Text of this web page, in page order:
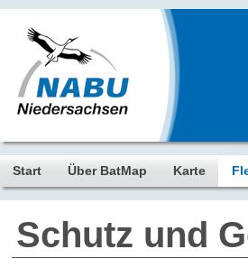
Start Über BatMap Karte
Schutz und